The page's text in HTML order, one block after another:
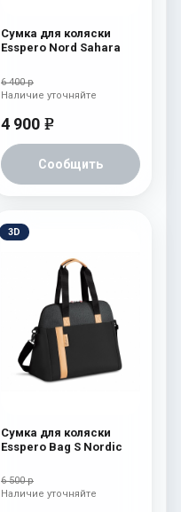
Сумка для коляски
Esspero Nord Sahara
6 400 р
4 900 e
Сообщить
Наличие уточняйте
3D
Сумка для коляски
Esspero Bag S Nordic
6 500 р
Наличие уточняйте